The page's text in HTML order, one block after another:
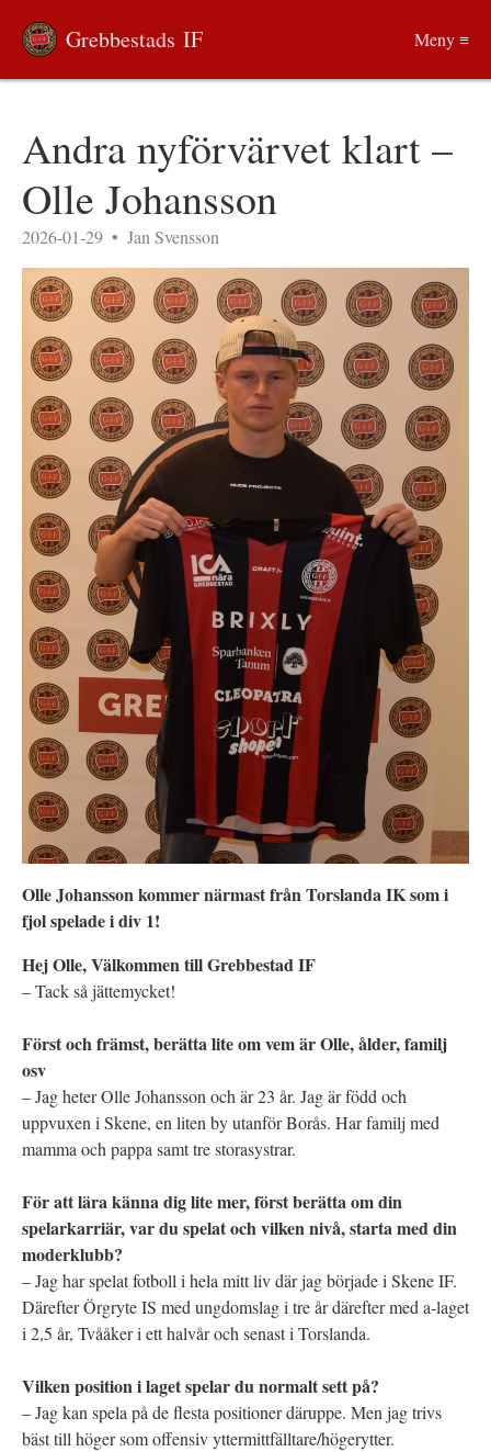
Andra nyförvärvet klart –
Olle Johansson
2026-01-29 • Jan Svensson
Olle Johansson kommer närmast från Torslanda IK som i
fjol spelade i div 1!
Hej Olle, Välkommen till Grebbestad IF
– Tack så jättemycket!
Först och främst, berätta lite om vem är Olle, ålder, familj
osv
– Jag heter Olle Johansson och är 23 år. Jag är född och
uppvuxen i Skene, en liten by utanför Borås. Har familj med
mamma och pappa samt tre storasystrar.
För att lära känna dig lite mer, först berätta om din
spelarkarriär, var du spelat och vilken nivå, starta med din
moderklubb?
– Jag har spelat fotboll i hela mitt liv där jag började i Skene IF.
Därefter Örgryte IS med ungdomslag i tre år därefter med a-laget
i 2,5 år, Tvååker i ett halvår och senast i Torslanda.
Vilken position i laget spelar du normalt sett på?
– Jag kan spela på de flesta positioner däruppe. Men jag trivs
bäst till höger som offensiv yttermittfälltare/högerytter.
Grebbestads IF Meny ≡